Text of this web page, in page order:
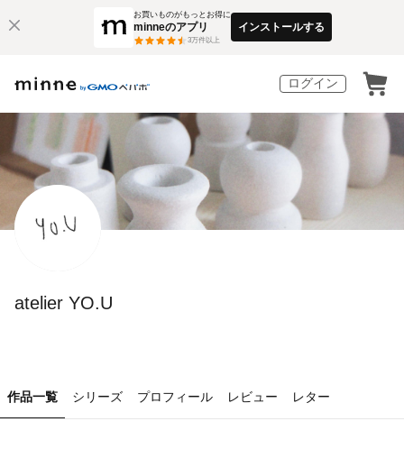
お買いものがもっとお得に
minneのアプリ
3万件以上
インストールする
ログイン
atelier YO.U
作品一覧 シリーズ プロフィール レビュー レター